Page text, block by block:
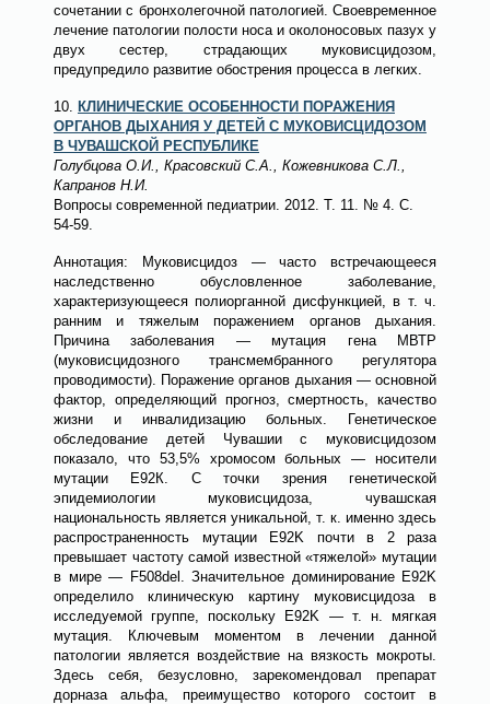
сочетании с бронхолегочной патологией. Своевременное
лечение патологии полости носа и околоносовых пазух у
двух сестер, страдающих муковисцидозом,
предупредило развитие обострения процесса в легких.
10. КЛИНИЧЕСКИЕ ОСОБЕННОСТИ ПОРАЖЕНИЯ
ОРГАНОВ ДЫХАНИЯ У ДЕТЕЙ С МУКОВИСЦИДОЗОМ
В ЧУВАШСКОЙ РЕСПУБЛИКЕ
Голубцова О.И., Красовский С.А., Кожевникова С.Л.,
Капранов Н.И.
Вопросы современной педиатрии . 2012. Т. 11. № 4 . С.
54-59.
Аннотация: Муковисцидоз — часто встречающееся
наследственно обусловленное заболевание,
характеризующееся полиорганной дисфункцией, в т. ч.
ранним и тяжелым поражением органов дыхания.
Причина заболевания — мутация гена МВТР
(муковисцидозного трансмембранного регулятора
проводимости). Поражение органов дыхания — основной
фактор, определяющий прогноз, смертность, качество
жизни и инвалидизацию больных. Генетическое
обследование детей Чувашии с муковисцидозом
показало, что 53,5% хромосом больных — носители
мутации Е92К. С точки зрения генетической
эпидемиологии муковисцидоза, чувашская
национальность является уникальной, т. к. именно здесь
распространенность мутации E92K почти в 2 раза
превышает частоту самой известной «тяжелой» мутации
в мире — F508del. Значительное доминирование E92K
определило клиническую картину муковисцидоза в
исследуемой группе, поскольку E92K — т. н. мягкая
мутация. Ключевым моментом в лечении данной
патологии является воздействие на вязкость мокроты.
Здесь себя, безусловно, зарекомендовал препарат
дорназа альфа, преимущество которого состоит в